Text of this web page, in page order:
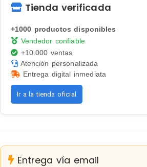
Tienda verificada
+1000 productos disponibles
Vendedor confiable
+10.000 ventas
Atención personalizada
Entrega digital inmediata
Ir a la tienda oficial
Entrega vía email